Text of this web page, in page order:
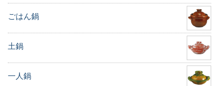
ごはん鍋
土鍋
一人鍋